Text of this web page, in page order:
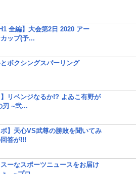
全編】大会第2日 2020 アー
ップ(予...
ボクシングスパーリング
】リベンジなるか!? よゐこ有野が
刃 ~弐...
ボ】天心VS武尊の勝敗を聞いてみ
答が!!!
ーなスポーツニュースをお届け